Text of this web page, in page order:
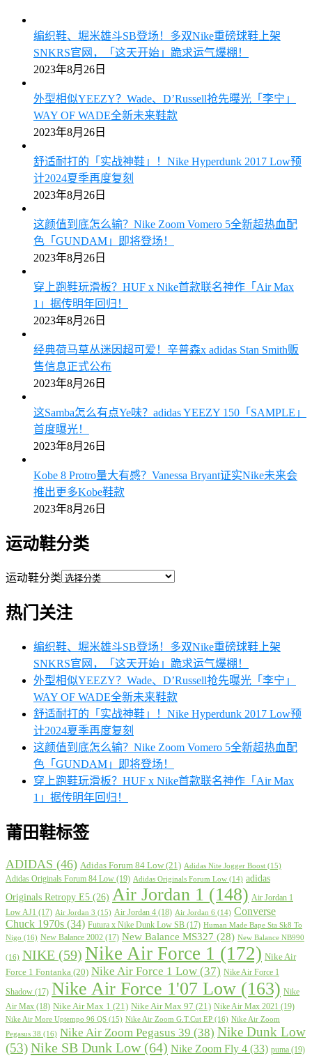
编织鞋、堀米雄斗SB登场！多双Nike重磅球鞋上架
SNKRS官网，「这天开始」跪求运气爆棚！
2023年8月26日
外型相似YEEZY？Wade、D’Russell抢先曝光「李宁」
WAY OF WADE全新未来鞋款
2023年8月26日
舒适耐打的「实战神鞋」！Nike Hyperdunk 2017 Low预
计2024夏季再度复刻
2023年8月26日
这颜值到底怎么输？Nike Zoom Vomero 5全新超热血配
色「GUNDAM」即将登场！
2023年8月26日
穿上跑鞋玩滑板？HUF x Nike首款联名神作「Air Max
1」据传明年回归！
2023年8月26日
经典荷马草丛迷因超可爱！辛普森x adidas Stan Smith贩
售信息正式公布
2023年8月26日
这Samba怎么有点Ye味？adidas YEEZY 150「SAMPLE」
首度曝光！
2023年8月26日
Kobe 8 Protro量大有感？Vanessa Bryant证实Nike未来会
推出更多Kobe鞋款
2023年8月26日
运动鞋分类
运动鞋分类
热门关注
编织鞋、堀米雄斗SB登场！多双Nike重磅球鞋上架
SNKRS官网，「这天开始」跪求运气爆棚！
外型相似YEEZY？Wade、D’Russell抢先曝光「李宁」
WAY OF WADE全新未来鞋款
舒适耐打的「实战神鞋」！Nike Hyperdunk 2017 Low预
计2024夏季再度复刻
这颜值到底怎么输？Nike Zoom Vomero 5全新超热血配
色「GUNDAM」即将登场！
穿上跑鞋玩滑板？HUF x Nike首款联名神作「Air Max
1」据传明年回归！
莆田鞋标签
ADIDAS (46) Adidas Forum 84 Low (21) Adidas Nite Jogger Boost (15)
Adidas Originals Forum 84 Low (19) Adidas Originals Forum Low (14) adidas
Originals Retropy E5 (26) Air Jordan 1 (148) Air Jordan 1
Low AJ1 (17) Air Jordan 3 (15) Air Jordan 4 (18) Air Jordan 6 (14) Converse
Chuck 1970s (34) Futura x Nike Dunk Low SB (17) Human Made Bape Sta Sk8 To
Nigo (16) New Balance 2002 (17) New Balance MS327 (28) New Balance NB990
(16) NIKE (59) Nike Air Force 1 (172) Nike Air
Force 1 Fontanka (20) Nike Air Force 1 Low (37) Nike Air Force 1
Shadow (17) Nike Air Force 1'07 Low (163) Nike
Air Max (18) Nike Air Max 1 (21) Nike Air Max 97 (21) Nike Air Max 2021 (19)
Nike Air More Uptempo 96 QS (15) Nike Air Zoom G.T.Cut EP (16) Nike Air Zoom
Pegasus 38 (16) Nike Air Zoom Pegasus 39 (38) Nike Dunk Low
(53)Nike SB Dunk Low(64) Nike Zoom Fly 4 (33) puma (19)